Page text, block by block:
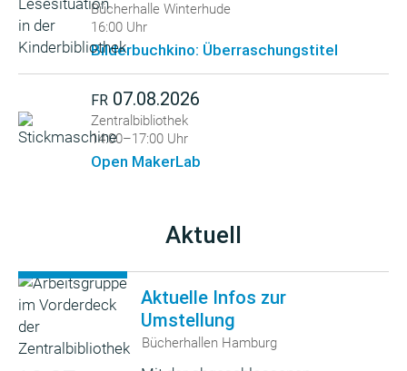
Bücherhalle Winterhude
16:00 Uhr
Bilderbuchkino: Überraschungstitel
FR 07.08.2026
Zentralbibliothek
14:00–17:00 Uhr
Open MakerLab
Aktuell
Aktuelle Infos zur
Umstellung
Bücherhallen Hamburg